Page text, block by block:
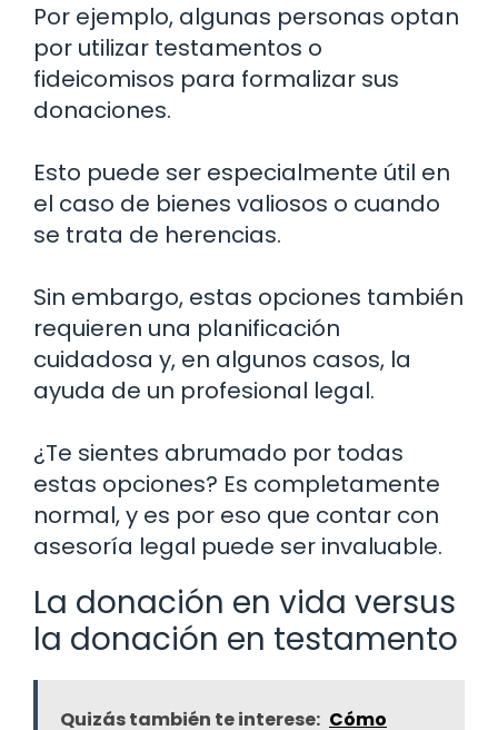
Por ejemplo, algunas personas optan
por utilizar testamentos o
fideicomisos para formalizar sus
donaciones.
Esto puede ser especialmente útil en
el caso de bienes valiosos o cuando
se trata de herencias.
Sin embargo, estas opciones también
requieren una planificación
cuidadosa y, en algunos casos, la
ayuda de un profesional legal.
¿Te sientes abrumado por todas
estas opciones? Es completamente
normal, y es por eso que contar con
asesoría legal puede ser invaluable.
La donación en vida versus
la donación en testamento
Quizás también te interese: Cómo